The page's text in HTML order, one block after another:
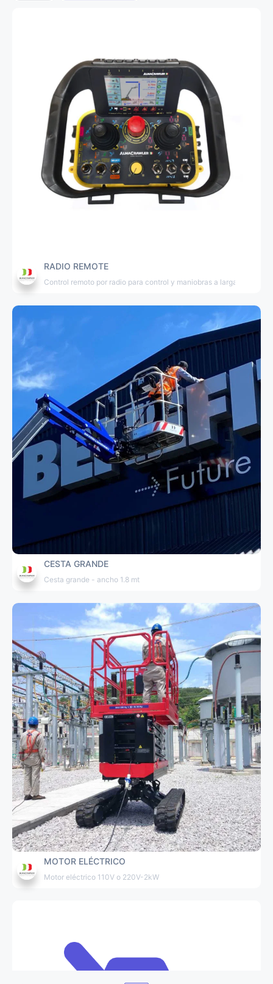
RADIO REMOTE
Control remoto por radio para control y maniobras a larga distancia.
CESTA GRANDE
Cesta grande - ancho 1.8 mt
MOTOR ELÉCTRICO
Motor eléctrico 110V o 220V-2kW